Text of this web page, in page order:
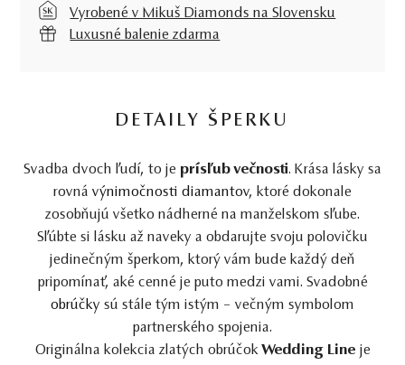
Vyrobené v Mikuš Diamonds na Slovensku
Luxusné balenie zdarma
DETAILY ŠPERKU
Svadba dvoch ľudí, to je prísľub večnosti. Krása lásky sa
rovná výnimočnosti diamantov, ktoré dokonale
zosobňujú všetko nádherné na manželskom sľube.
Sľúbte si lásku až naveky a obdarujte svoju polovičku
jedinečným šperkom, ktorý vám bude každý deň
pripomínať, aké cenné je puto medzi vami. Svadobné
obrúčky sú stále tým istým – večným symbolom
partnerského spojenia.
Originálna kolekcia zlatých obrúčokWedding Line je